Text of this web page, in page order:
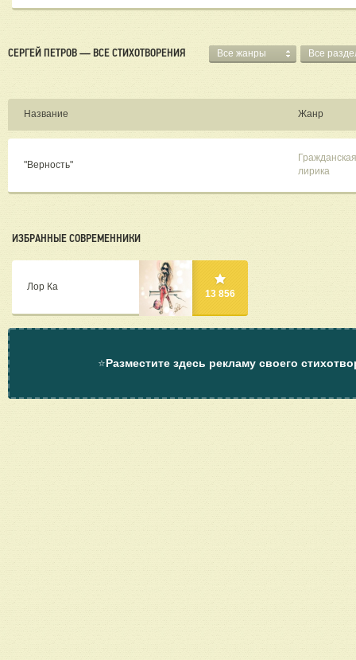
СЕРГЕЙ ПЕТРОВ — ВСЕ СТИХОТВОРЕНИЯ Все жанры Все
Название Жанр
"Верность"
Гражданская
лирика
ИЗБРАННЫЕ СОВРЕМЕННИКИ
Лор Ка
13 856
⭐Разместите здесь рекламу своего